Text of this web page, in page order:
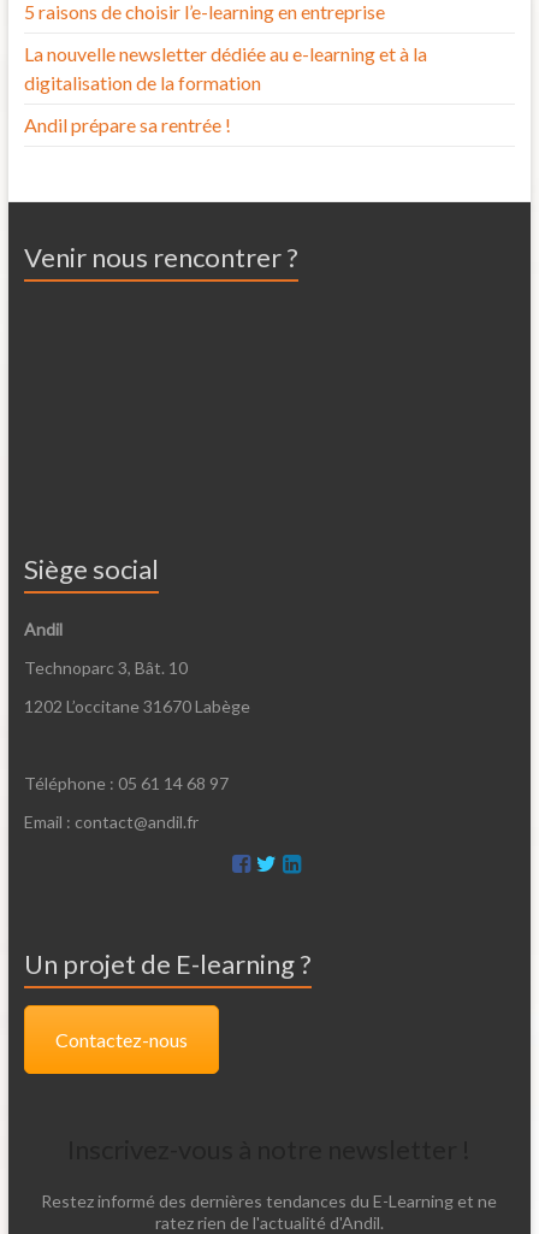
5 raisons de choisir l’e-learning en entreprise
La nouvelle newsletter dédiée au e-learning et à la
digitalisation de la formation
Andil prépare sa rentrée !
Venir nous rencontrer ?
Siège social
Andil
Technoparc 3, Bât. 10
1202 L’occitane 31670 Labège
Téléphone : 05 61 14 68 97
Email : contact@andil.fr
Un projet de E-learning ?
Contactez-nous
Restez informé des dernières tendances du E-Learning et ne
ratez rien de l'actualité d'Andil.